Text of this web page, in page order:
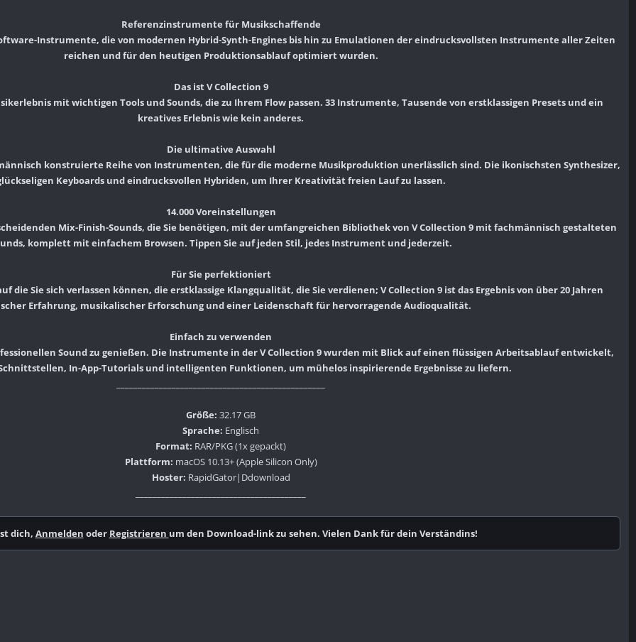
Referenzinstrumente für Musikschaffende
Instrumente, die von modernen Hybrid-Synth-Engines bis hin zu Emulationen der eindrucksvollsten Instrumente aller Zeiten
reichen und für den heutigen Produktionsablauf optimiert wurden.
Das ist V Collection 9
mit wichtigen Tools und Sounds, die zu Ihrem Flow passen. 33 Instrumente, Tausende von erstklassigen Presets und ein
kreatives Erlebnis wie kein anderes.
Die ultimative Auswahl
konstruierte Reihe von Instrumenten, die für die moderne Musikproduktion unerlässlich sind. Die ikonischsten Synthesizer,
Keyboards und eindrucksvollen Hybriden, um Ihrer Kreativität freien Lauf zu lassen.
14.000 Voreinstellungen
Mix-Finish-Sounds, die Sie benötigen, mit der umfangreichen Bibliothek von V Collection 9 mit fachmännisch gestalteten
komplett mit einfachem Browsen. Tippen Sie auf jeden Stil, jedes Instrument und jederzeit.
Für Sie perfektioniert
die Sie sich verlassen können, die erstklassige Klangqualität, die Sie verdienen; V Collection 9 ist das Ergebnis von über 20 Jahren
Erfahrung, musikalischer Erforschung und einer Leidenschaft für hervorragende Audioqualität.
Einfach zu verwenden
Sound zu genießen. Die Instrumente in der V Collection 9 wurden mit Blick auf einen flüssigen Arbeitsablauf entwickelt,
In-App-Tutorials und intelligenten Funktionen, um mühelos inspirierende Ergebnisse zu liefern.
Größe: 32.17 GB
Sprache: Englisch
Format: RAR/PKG (1x gepackt)
Plattform: macOS 10.13+ (Apple Silicon Only)
Hoster: RapidGator|Ddownload
dich, Anmelden oder Registrieren um den Download-link zu sehen. Vielen Dank für dein Verständins!